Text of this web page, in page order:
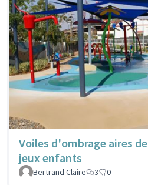
Voiles d'ombrage aires de
jeux enfants
Bertrand Claire
3 0